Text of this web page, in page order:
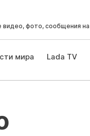
видео, фото, сообщения на
мира Lada TV